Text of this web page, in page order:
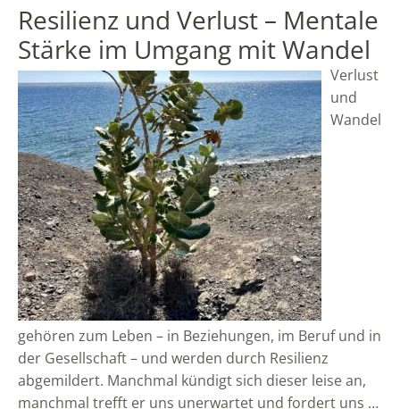
Resilienz und Verlust – Mentale
Stärke im Umgang mit Wandel
Verlust
und
Wandel
gehören zum Leben – in Beziehungen, im Beruf und in
der Gesellschaft – und werden durch Resilienz
abgemildert. Manchmal kündigt sich dieser leise an,
manchmal trefft er uns unerwartet und fordert uns …